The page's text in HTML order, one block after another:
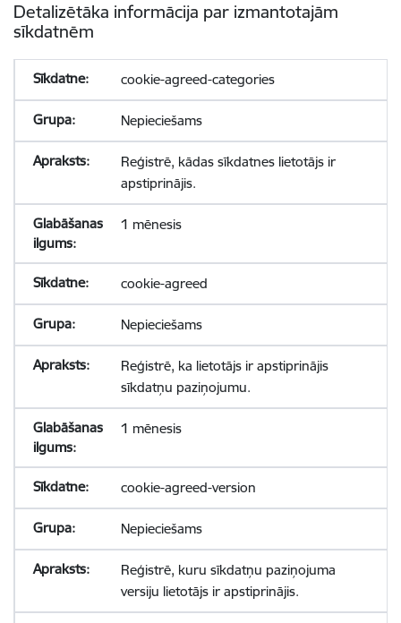
Detalizētāka informācija par izmantotajām
sīkdatnēm
cookie-agreed-categories
Nepieciešams
Reģistrē, kādas sīkdatnes lietotājs ir
apstiprinājis.
1 mēnesis
cookie-agreed
Nepieciešams
Reģistrē, ka lietotājs ir apstiprinājis
sīkdatņu paziņojumu.
1 mēnesis
cookie-agreed-version
Nepieciešams
Reģistrē, kuru sīkdatņu paziņojuma
versiju lietotājs ir apstiprinājis.